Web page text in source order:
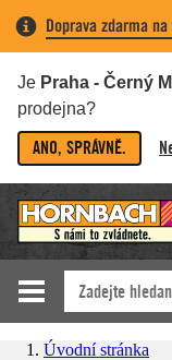
Doprava zdarma
Je Praha - Černý
prodejna?
ANO, SPRÁVNĚ.
Úvodní stránka